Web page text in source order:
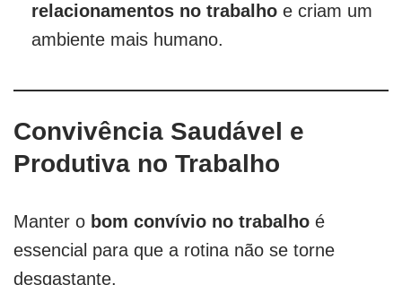
relacionamentos no trabalho e criam um
ambiente mais humano.
Convivência Saudável e
Produtiva no Trabalho
Manter o bom convívio no trabalho é
essencial para que a rotina não se torne
desgastante.